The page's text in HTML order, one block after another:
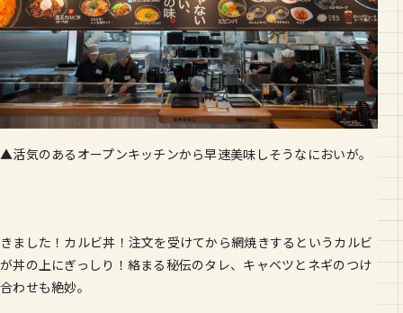
▲活気のあるオープンキッチンから早速美味しそうなにおいが。
きました！カルビ丼！注文を受けてから網焼きするというカルビ
が丼の上にぎっしり！絡まる秘伝のタレ、キャベツとネギのつけ
合わせも絶妙。